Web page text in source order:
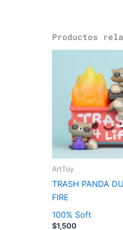
Productos
ArtToy
TRASH PANDA
FIRE
100% Soft
$1,500